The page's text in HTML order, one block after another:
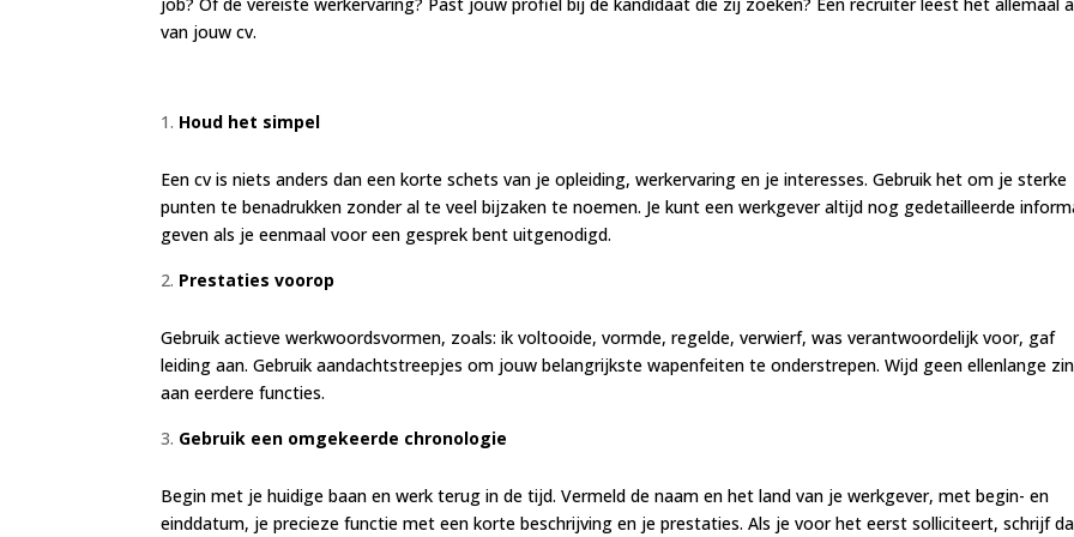
job? Of de vereiste werkervaring? Past jouw profiel bij de kandidaat die zij zoeken? Een recruiter leest het allemaal
van jouw cv.
Houd het simpel
Een cv is niets anders dan een korte schets van je opleiding, werkervaring en je interesses. Gebruik het om je sterke
punten te benadrukken zonder al te veel bijzaken te noemen. Je kunt een werkgever altijd nog gedetailleerde
geven als je eenmaal voor een gesprek bent uitgenodigd.
Prestaties voorop
Gebruik actieve werkwoordsvormen, zoals: ik voltooide, vormde, regelde, verwierf, was verantwoordelijk voor, gaf
leiding aan. Gebruik aandachtstreepjes om jouw belangrijkste wapenfeiten te onderstrepen. Wijd geen ellenlange
aan eerdere functies.
Gebruik een omgekeerde chronologie
Begin met je huidige baan en werk terug in de tijd. Vermeld de naam en het land van je werkgever, met begin- en
einddatum, je precieze functie met een korte beschrijving en je prestaties. Als je voor het eerst solliciteert, schrijf